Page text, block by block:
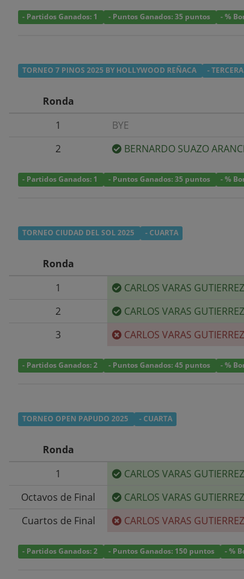
- Partidos Ganados: 1 - Puntos Ganados: 35 puntos - %
TORNEO 7 PINOS 2025 BY HOLLYWOOD REÑACA - TERCERA
Ronda
1
BYE
2 BERNARDO SUAZO
- Partidos Ganados: 1 - Puntos Ganados: 35 puntos - %
TORNEO CIUDAD DEL SOL 2025 - CUARTA
Ronda
1
CARLOS VARAS GUTIERREZ
2 CARLOS VARAS GUTIERREZ
3 CARLOS VARAS GUTIERREZ
- Partidos Ganados: 2 - Puntos Ganados: 45 puntos - %
TORNEO OPEN PAPUDO 2025 - CUARTA
Ronda
1
CARLOS VARAS GUTIERREZ
Octavos de Final CARLOS VARAS GUTIERREZ
Cuartos de Final CARLOS VARAS GUTIERREZ
- Partidos Ganados: 2 - Puntos Ganados: 150 puntos - %